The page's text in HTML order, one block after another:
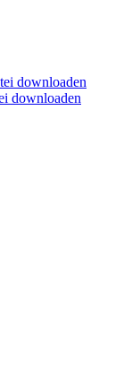
downloaden
downloaden